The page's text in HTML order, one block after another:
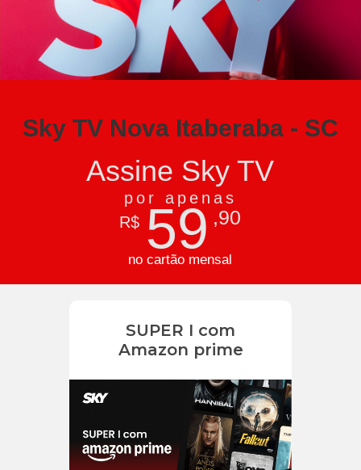
Sky TV Nova Itaberaba - SC
Assine Sky TV
por apenas
R$ 59 ,90
no cartão mensal
SUPER I com
Amazon prime